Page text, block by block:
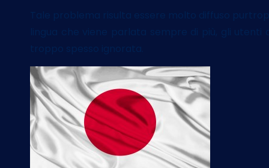
Tale problema risulta essere molto diffuso
lingua che viene parlata sempre di più, gli
troppo spesso ignorata.